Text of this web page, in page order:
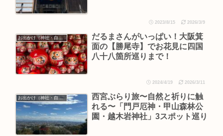
2023/8/15 2026/3/9
お出かけ（神社・自然・旅）
だるまさんがいっぱい！大阪箕
面の【勝尾寺】でお花見に四国
八十八箇所巡りまで！
2024/4/19 2026/3/11
お出かけ（神社・自然・旅）
西宮ぶらり旅〜自然と祈りに触
れる〜「門戸厄神・甲山森林公
園・越木岩神社」3スポット巡り